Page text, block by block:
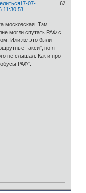
62
17-07-
11:30:53
московская. Там
могли спутать РАФ с
Или же это были
такси", но я
не слышал. Как и про
РАФ".